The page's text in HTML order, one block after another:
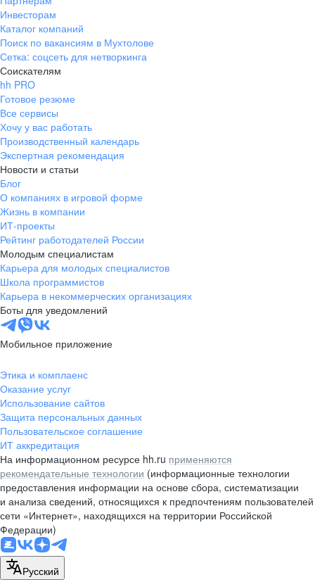
ул. Янковского, д. 169, 7 этаж,
706 каб.
+7 861 205-55-57
pr@krd.hh.ru
Владивосток
пер. Ланинский д. 4, офис 3.4
+7 423 202-33-28
pr@dv.hh.ru
Новосибирск
ул. Большевистская, д. 35,
помещение 21
+7 383 207-94-64
pr@nsk.hh.ru
Минск
пр-т Дзержинского, д. 57,
10 этаж, помещение 45-1
pr@rabota.by
Алматы
пр. Абая, д. 151, БЦ Алатау,
12 этаж, офис 1209
+7 727 232-13-13
pr@headhunter.com.kz
Инвесторам
Каталог компаний
Поиск по вакансиям в Мухтолове
Сетка: соцсеть для нетворкинга
Соискателям
hh PRO
Готовое резюме
Все сервисы
Хочу у вас работать
Производственный календарь
Экспертная рекомендация
Новости и статьи
Блог
О компаниях в игровой форме
Жизнь в компании
ИТ-проекты
Рейтинг работодателей России
Молодым специалистам
Карьера для молодых специалистов
Школа программистов
Карьера в некоммерческих организациях
Боты для уведомлений
Мобильное приложение
Этика и комплаенс
Оказание услуг
Использование сайтов
Защита персональных данных
Пользовательское соглашение
ИТ аккредитация
На информационном ресурсе hh.ru применяются
рекомендательные технологии (информационные технологии
предоставления информации на основе сбора, систематизации
и анализа сведений, относящихся к предпочтениям пользователей
сети «Интернет», находящихся на территории Российской
Федерации)
Русский